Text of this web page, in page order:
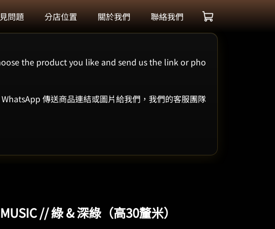
問題 分店位置 關於我們 聯絡我們
the product you like and send us the link or pho
傳送商品連結或圖片給我們，我們的客服團隊
// 綠 & 深綠（高30釐米）